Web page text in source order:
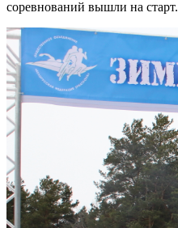
соревнований вышли на старт.